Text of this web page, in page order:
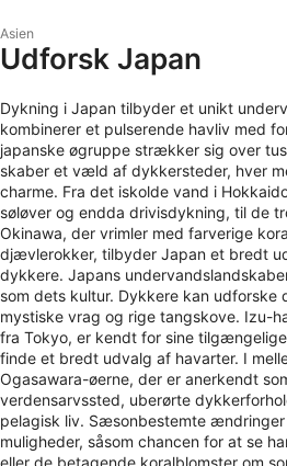
Asien
Udforsk Japan
Dykning i Japan tilbyder et unikt
kombinerer et pulserende havliv med
japanske øgruppe strækker sig over
skaber et væld af dykkersteder, hver
charme. Fra det iskolde vand i
søløver og endda drivisdykning, til de
Okinawa, der vrimler med farverige
djævlerokker, tilbyder Japan et bredt
dykkere. Japans
som dets kultur. Dykkere kan
mystiske vrag og rige tangskove. Izu-
fra Tokyo, er kendt for sine
finde et bredt udvalg af havarter. I
Ogasawara-øerne, der er anerkendt
verdensarvssted, uberørte
pelagisk liv. Sæsonbestemte
muligheder, såsom chancen for at se
eller de betagende koralblomster om